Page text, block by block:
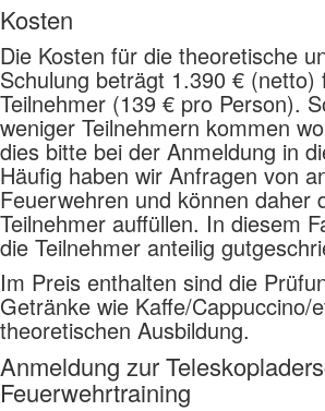
Kosten
Die Kosten für die theoretische
Schulung beträgt 1.390 € (netto)
Teilnehmer (139 € pro Person).
weniger Teilnehmern kommen
dies bitte bei der Anmeldung in
Häufig haben wir Anfragen von
Feuerwehren und können daher
Teilnehmer auffüllen. In diesem
die Teilnehmer anteilig
Im Preis enthalten sind die
Getränke wie Kaffe/Cappuccino/
theoretischen Ausbildung.
Anmeldung zur
Feuerwehrtraining